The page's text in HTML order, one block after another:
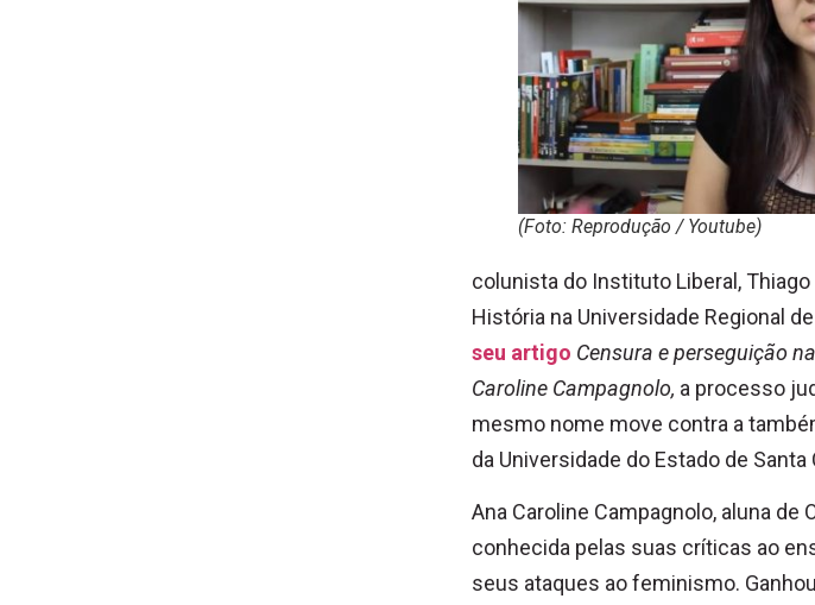
(Foto: Reprodução / Youtube)
colunista do Instituto Liberal,
História na Universidade Regional
seu artigo Censura e perseguição na
Caroline Campagnolo, a processo
mesmo nome move contra a
da Universidade do Estado de Santa
Ana Caroline Campagnolo, aluna de
conhecida pelas suas críticas ao
seus ataques ao feminismo.